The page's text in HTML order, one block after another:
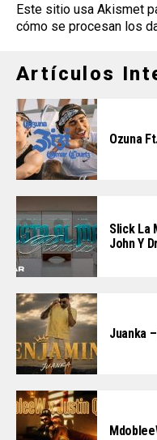
Este sitio usa Akismet
cómo se procesan los
Artículos
Ozuna
Slick La
John Y
Juanka